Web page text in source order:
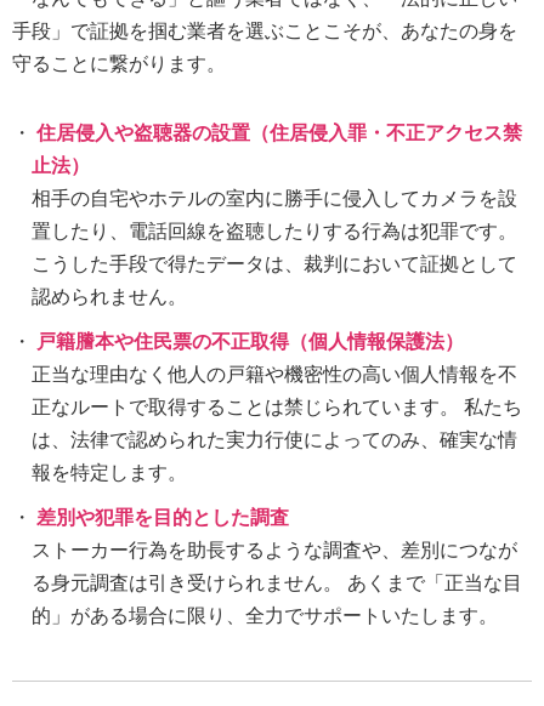
手段」で証拠を掴む業者を選ぶことこそが、あなたの身を
守ることに繋がります。
住居侵入や盗聴器の設置（住居侵入罪・不正アクセス禁
止法）
相手の自宅やホテルの室内に勝手に侵入してカメラを設
置したり、電話回線を盗聴したりする行為は犯罪です。
こうした手段で得たデータは、裁判において証拠として
認められません。
戸籍謄本や住民票の不正取得（個人情報保護法）
正当な理由なく他人の戸籍や機密性の高い個人情報を不
正なルートで取得することは禁じられています。 私たち
は、法律で認められた実力行使によってのみ、確実な情
報を特定します。
差別や犯罪を目的とした調査
ストーカー行為を助長するような調査や、差別につなが
る身元調査は引き受けられません。 あくまで「正当な目
的」がある場合に限り、全力でサポートいたします。